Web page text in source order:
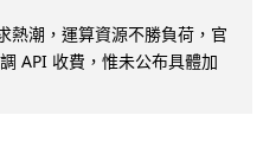
熱潮，運算資源不勝負荷，官
API 收費，惟未公布具體加